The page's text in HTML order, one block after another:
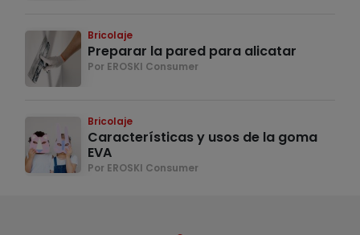
Bricolaje
Preparar la pared para alicatar
Por EROSKI Consumer
Bricolaje
Características y usos de la goma
EVA
Por EROSKI Consumer